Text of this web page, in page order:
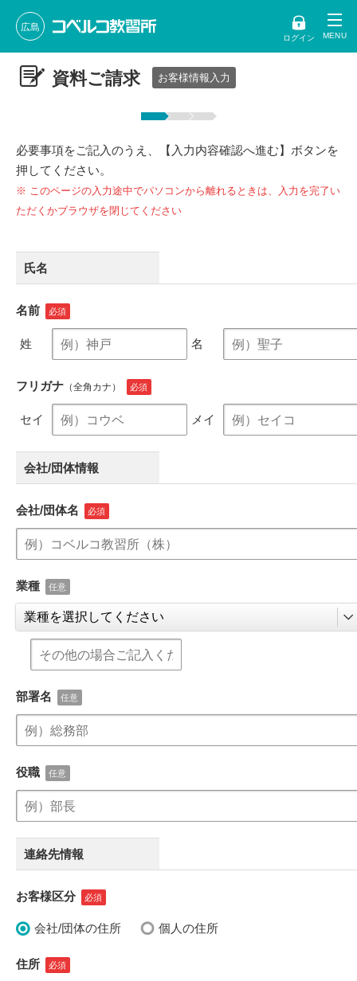
広島
ログイン
資料ご請求 お客様情報入力
必要事項をご記入のうえ、【入力内容確認へ進む】ボタンを
押してください。
※ このページの入力途中でパソコンから離れるときは、入力を完了い
ただくかブラウザを閉じてください
氏名
名前
姓 名
フリガナ （全角カナ）
セイ メイ
会社/団体情報
会社/団体名
業種
部署名
役職
連絡先情報
お客様区分
会社/団体の住所 個人の住所
住所